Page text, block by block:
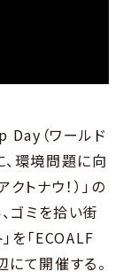
Day（ワールド
、環境問題に向
トナウ！）」の
ゴミを拾い街
を「ECOALF
て開催する。